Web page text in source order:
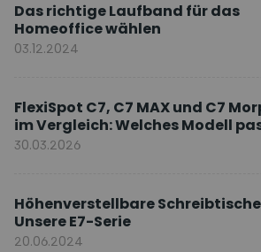
Das richtige Laufband für das
Homeoffice wählen
03.12.2024
FlexiSpot C7, C7 MAX und C7
im Vergleich: Welches Modell
Ihnen?
30.03.2026
Höhenverstellbare
Unsere E7-Serie
20.06.2024